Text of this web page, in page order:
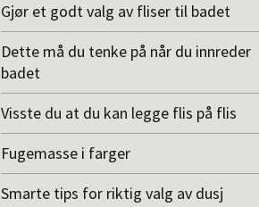
Gjør et godt valg av fliser til badet
Dette må du tenke på når du innreder
badet
Visste du at du kan legge flis på flis
Fugemasse i farger
Smarte tips for riktig valg av dusj